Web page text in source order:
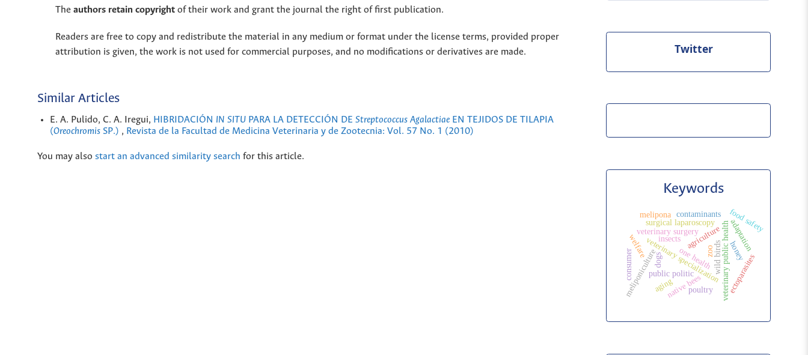
The authors retain copyright of their work and grant the journal the right of first publication.
Readers are free to copy and redistribute the material in any medium or format under the license terms, provided proper
attribution is given, the work is not used for commercial purposes, and no modifications or derivatives are made.
Similar Articles
E. A. Pulido, C. A. Iregui, HIBRIDACIÓN IN SITU PARA LA DETECCIÓN DE Streptococcus Agalactiae EN TEJIDOS DE TILAPIA
(Oreochromis SP.) , Revista de la Facultad de Medicina Veterinaria y de Zootecnia: Vol. 57 No. 1 (2010)
You may also start an advanced similarity search for this article.
Twitter
Keywords
veterinary specialization
one health veterinary public health
native bees
agriculture
public politic
meliponiculture
surgical laparoscopy
veterinary surgery
wild birdsectoparasites
zoo honey
contaminants
melipona
welfare
poultry
insects
food safety
consumer
adaptation
dogs
aging